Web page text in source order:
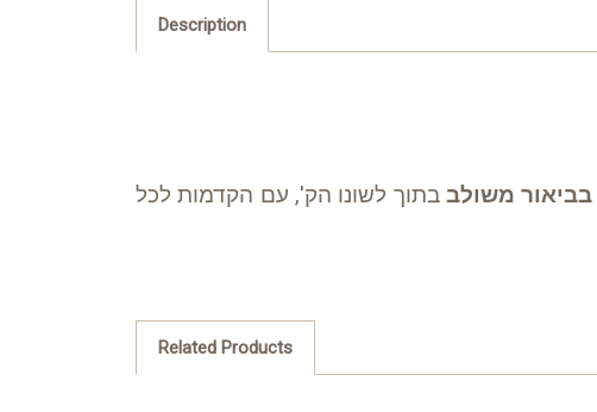
Description
בביאור משולב בתוך לשונו הק', עם הקדמות לכל
Related Products